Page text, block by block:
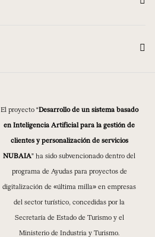
El proyecto “Desarrollo de un sistema basado
en Inteligencia Artificial para la gestión de
clientes y personalización de servicios
NUBAIA” ha sido subvencionado dentro del
programa de Ayudas para proyectos de
digitalización de «última milla» en empresas
del sector turístico, concedidas por la
Secretaría de Estado de Turismo y el
Ministerio de Industria y Turismo.